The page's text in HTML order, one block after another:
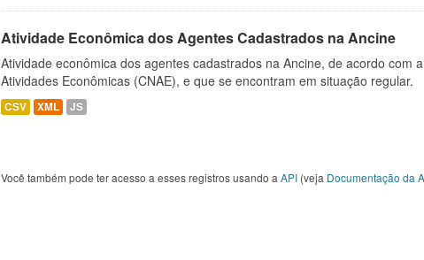
Atividade Econômica dos Agentes Cadastrados na Ancine
Atividade econômica dos agentes cadastrados na Ancine, de acordo com
Atividades Econômicas (CNAE), e que se encontram em situação regular.
CSV XML JS
Você também pode ter acesso a esses registros usando a API (veja Documentação da